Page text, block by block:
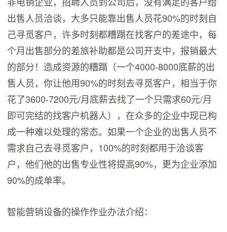
出售人员洽谈，大多只能靠出售人员花90%的时刻自
己寻觅客户，许多时刻都糟蹋在找客户的差途中，每
个月出售部分的差旅补助都是公司开支中，报销最大
的部分！造成资源的糟蹋（一个4000-8000底薪的出
售人员，你让他用90%的时刻去寻觅客户，相当于你
花了3600-7200元/月底薪去找了一个只需求60元/月
即可完结的找客户机器人），在众多的企业中现已构
成一种难以处理的常态。如果一个企业的出售人员不
需求自己去寻觅客户，100%的时刻都用于洽谈客
户，他们他的出售专业性将提高90%，更为企业添加
90%的成单率。
智能营销设备的操作作业办法介绍：